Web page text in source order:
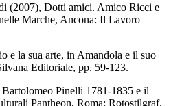
(2007), Dotti amici. Amico Ricci e
Marche, Ancona: Il Lavoro
e la sua arte, in Amandola e il suo
Editoriale, pp. 59-123.
Pinelli 1781-1835 e il
Pantheon, Roma: Rotostilgraf.